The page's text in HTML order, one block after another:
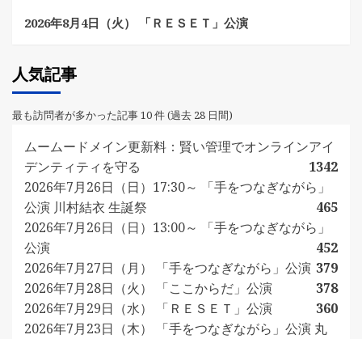
2026年8月4日（火） 「ＲＥＳＥＴ」公演
人気記事
最も訪問者が多かった記事 10 件 (過去 28 日間)
ムームードメイン更新料：賢い管理でオンラインアイ
デンティティを守る
1342
2026年7月26日（日）17:30～ 「手をつなぎながら」
公演 川村結衣 生誕祭
465
2026年7月26日（日）13:00～ 「手をつなぎながら」
公演
452
2026年7月27日（月） 「手をつなぎながら」公演 379
2026年7月28日（火） 「ここからだ」公演
378
2026年7月29日（水） 「ＲＥＳＥＴ」公演
360
2026年7月23日（木） 「手をつなぎながら」公演 丸